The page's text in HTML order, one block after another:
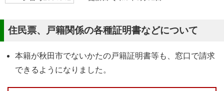
住民票、戸籍関係の各種証明書などについて
本籍が秋田市でないかたの戸籍証明書等も、窓口で請求
できるようになりました。